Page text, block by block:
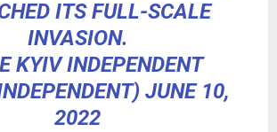
ITS FULL-SCALE
INVASION.
KYIV INDEPENDENT
JUNE 10,
2022